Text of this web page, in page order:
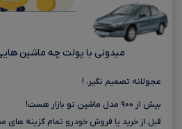
میدونی با پولت چه ماشین
عجولانه تصمیم نگیر، !
بیش از ۹۰۰ مدل ماشین تو بازار هست!
قبل از خرید یا فروش خودرو تمام گزینه